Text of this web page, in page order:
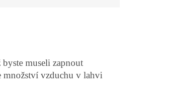
museli zapnout
množství vzduchu v lahvi